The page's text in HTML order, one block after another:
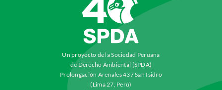
Un proyecto de la Sociedad Peruana
de Derecho Ambiental (SPDA)
Prolongación Arenales 437 San Isidro
(Lima 27, Perú)